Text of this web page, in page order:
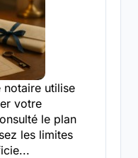
utilise
votre
le plan
les limites